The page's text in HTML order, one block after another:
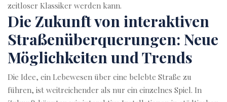
zeitloser Klassiker werden kann.
Die Zukunft von interaktiven
Straßenüberquerungen: Neue
Möglichkeiten und Trends
Die Idee, ein Lebewesen über eine belebte Straße zu
führen, ist weitreichender als nur ein einzelnes Spiel. In